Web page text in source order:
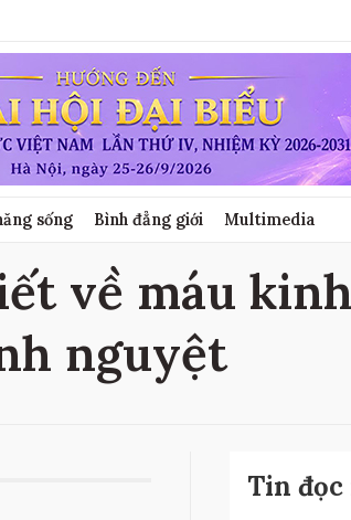
sống Bình đẳng giới Multimedia
về máu
nguyệt
Tin